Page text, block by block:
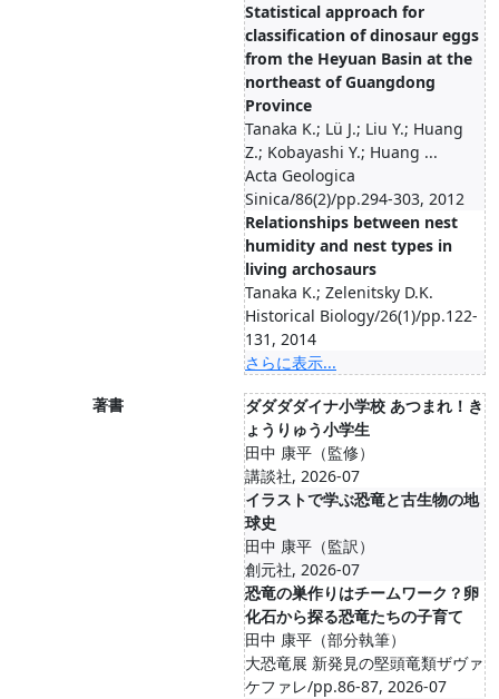
Statistical approach for
classification of dinosaur eggs
from the Heyuan Basin at the
northeast of Guangdong
Province
Tanaka K.; Lü J.; Liu Y.; Huang
Z.; Kobayashi Y.; Huang ...
Acta Geologica
Sinica/86(2)/pp.294-303, 2012
Relationships between nest
humidity and nest types in
living archosaurs
Tanaka K.; Zelenitsky D.K.
Historical Biology/26(1)/pp.122-
131, 2014
さらに表示...
著書
ダダダダイナ小学校 あつまれ！き
ょうりゅう小学生
田中 康平（監修）
講談社, 2026-07
イラストで学ぶ恐竜と古生物の地
球史
田中 康平（監訳）
創元社, 2026-07
恐竜の巣作りはチームワーク？卵
化石から探る恐竜たちの子育て
田中 康平（部分執筆）
大恐竜展 新発見の堅頭竜類ザヴァ
ケファレ/pp.86-87, 2026-07